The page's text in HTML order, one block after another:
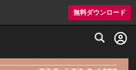
無料ダウンロード
グルメ情報・プレミアムレストラン予約